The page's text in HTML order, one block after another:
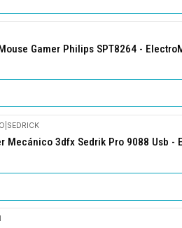
Gamer Philips SPT8264 -
SEDRICK
Mecánico 3dfx Sedrik Pro 9088 Usb -